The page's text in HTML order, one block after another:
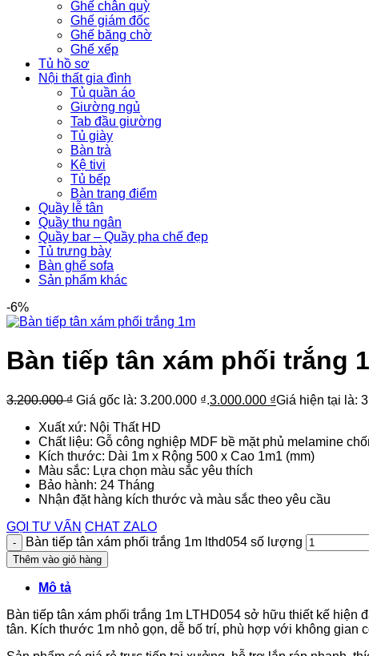
Ghế chân quỳ
Ghế giám đốc
Ghế băng chờ
Ghế xếp
Tủ hồ sơ
Nội thất gia đình
Tủ quần áo
Giường ngủ
Tab đầu giường
Tủ giày
Bàn trà
Kệ tivi
Tủ bếp
Bàn trang điểm
Quầy lễ tân
Quầy thu ngân
Quầy bar – Quầy pha chế đẹp
Tủ trưng bày
Bàn ghế sofa
Sản phẩm khác
-6%
Bàn tiếp tân xám phối trắng
3.200.000₫ Giá gốc là: 3.200.000 ₫.3.000.000 ₫Giá hiện tại là:
Xuất xứ: Nội Thất HD
Chất liệu: Gỗ công nghiệp MDF bề mặt phủ melamine
Kích thước: Dài 1m x Rộng 500 x Cao 1m1 (mm)
Màu sắc: Lựa chọn màu sắc yêu thích
Bảo hành: 24 Tháng
Nhận đặt hàng kích thước và màu sắc theo yêu cầu
GỌI TƯ VẤN CHAT ZALO
Bàn tiếp tân xám phối trắng 1m lthd054 số lượng
Thêm vào giỏ hàng
Mô tả
Bàn tiếp tân xám phối trắng 1m LTHD054 sở hữu thiết kế
tân. Kích thước 1m nhỏ gọn, dễ bố trí, phù hợp với không gian